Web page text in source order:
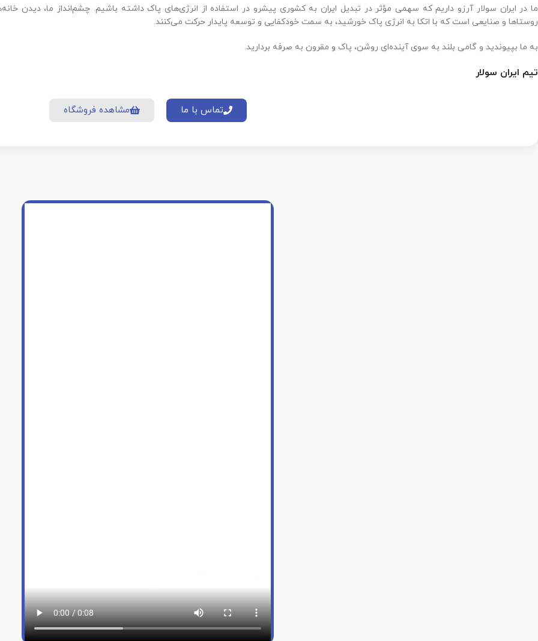
ما در ایران سولار آرزو داریم که سهمی مؤثر در تبدیل ایران به کشوری پیشرو در استفاده از انرژی‌های پاک داشته باشیم. چشم‌انداز ما، دیدن
روستاها و صنایعی است که با اتکا به انرژی پاک خورشید، به سمت خودکفایی و توسعه پایدار حرکت می‌کنند.
به ما بپیوندید و گامی بلند به سوی آینده‌ای روشن، پاک و مقرون به صرفه بردارید.
تیم ایران سولار
تماس با ما مشاهده فروشگاه